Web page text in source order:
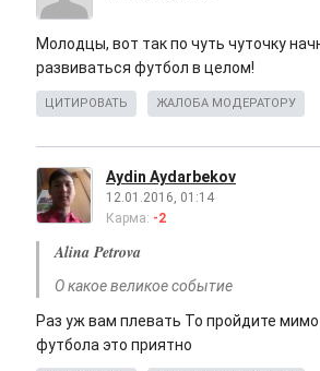
Молодцы, вот так по чуть чуточку
развиваться футбол в целом!
ЦИТИРОВАТЬ ЖАЛОБА МОДЕРАТОРУ
Aydin Aydarbekov
12.01.2016, 01:14
Карма: -2
Alina Petrova
О какое великое событие
Раз уж вам плевать То пройдите
футбола это приятно